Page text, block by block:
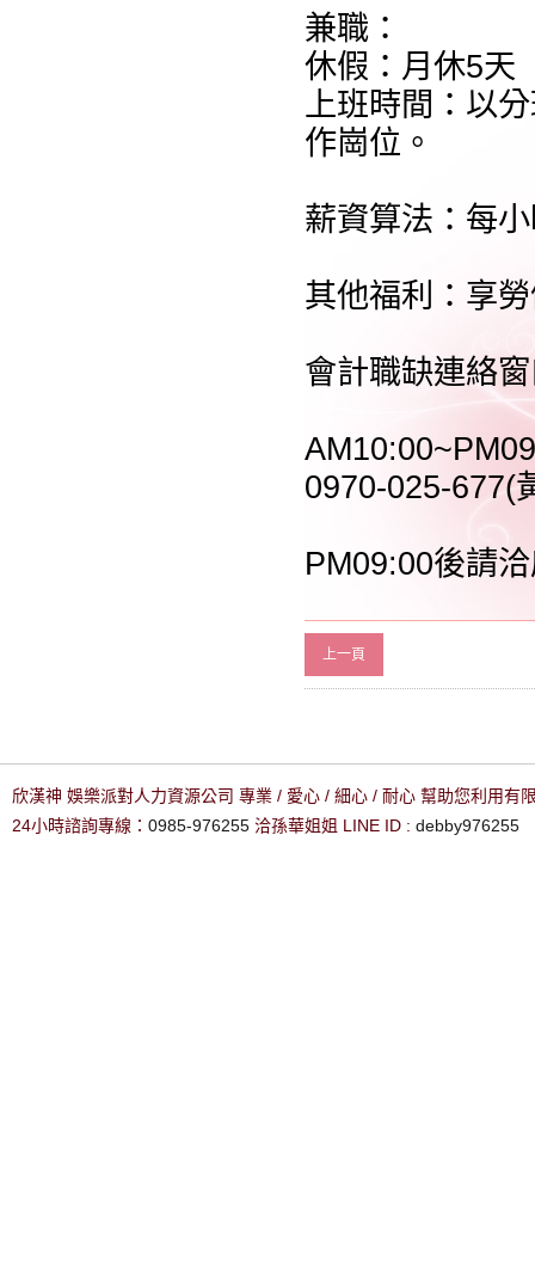
兼職：
休假：月休5天
上班時間：以
作崗位。
薪資算法：每
其他福利：享
會計職缺連絡
0970-025-677(
PM09:00後請
上一頁
欣漢神 娛樂派對人力資源公司 專業 / 愛心 / 細心 / 耐心 幫助您利用有
24小時諮詢專線： 0985-976255 洽孫華姐姐 LINE ID : debby976255